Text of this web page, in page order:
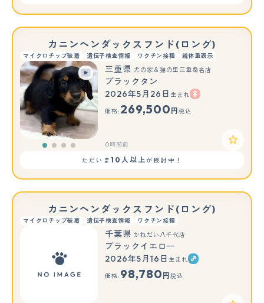
カニンヘンダックスフンド(ロング)
マイクロチップ装着 遺伝子検査情報 ワクチン接種 親体重表示
三重県 犬の家＆猫の里三重桑名店
ブラックタン
2026年5月26日 生まれ
価格: 269,500 円 税込
0時間前
ただいま 10人以上が検討中！
カニンヘンダックスフンド(ロング)
マイクロチップ装着 遺伝子検査情報 ワクチン接種
もっと見る
千葉県 かねだい八千代店
ブラックイエロー
2026年5月16日 生まれ
価格: 98,780 円 税込